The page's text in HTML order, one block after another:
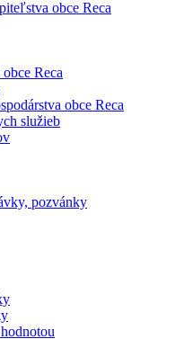
obce Reca
Reca
obce Reca
služieb
pozvánky